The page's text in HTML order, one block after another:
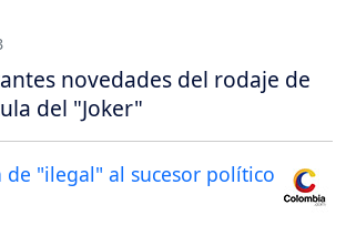
novedades del rodaje de
del "Joker"